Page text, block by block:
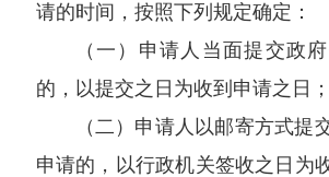
请的时间，按照下列规定确定：
（一）申请人当面提交政
的，以提交之日为收到申请之日；
（二）申请人以邮寄方式提
申请的，以行政机关签收之日为